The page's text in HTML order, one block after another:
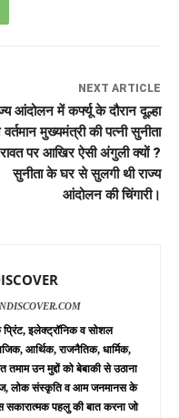
NEXT ARTICLE
आंदोलन में कर्फ्यू के दौरान दूल्हा
मुख्यमंत्री की पत्नी सुनीता
रावत पर आखिर ऐसी अंगुली क्यों ?
सुनीता के घर से सुलगी थी राज्य
आंदोलन की चिंगारी।
प्रिंट, इलेक्ट्रॉनिक व सोशल
आर्थिक, राजनैतिक, धार्मिक,
तमाम उन मुद्दों को बेबाकी से उठाना
लोक संस्कृति व आम जनमानस के
सकारात्मक पहलु की बात करना जो